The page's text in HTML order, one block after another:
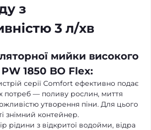
з
3 л/хв
мийки високого
1850 BO Flex:
серії Comfort ефективно подає
потреб — поливу рослин, миття
утворення піни. Для цього
знімний контейнер.
рідини з відкритої водойми, відра